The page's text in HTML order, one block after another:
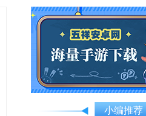
小编推荐